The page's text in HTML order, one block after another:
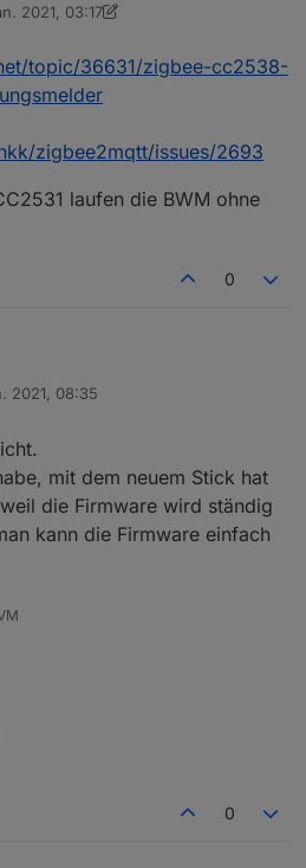
2021, 03:17
stenmic
topic/36631/zigbee-cc2538-
zigbee2mqtt/issues/2693
laufen die BWM ohne
0
hue-bewegungsmelder
Koenkk/zigbee2mqtt/issues/2693
CC2531 laufen die BWM ohne
2021, 08:35
mit dem neuem Stick hat
die Firmware wird ständig
kann die Firmware einfach
0